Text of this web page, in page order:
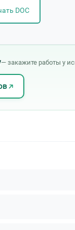
DOC
— закажите работы у